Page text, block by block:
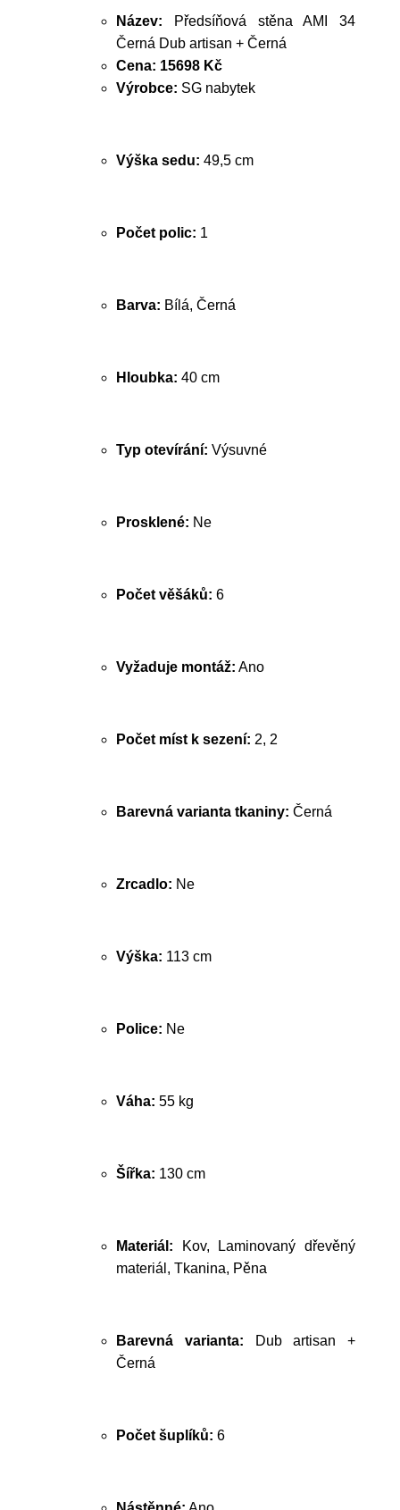
Název: Předsíňová stěna AMI 34
Černá Dub artisan + Černá
Cena: 15698 Kč
Výrobce: SG nabytek
Výška sedu: 49,5 cm
Počet polic: 1
Barva: Bílá, Černá
Hloubka: 40 cm
Typ otevírání: Výsuvné
Prosklené: Ne
Počet věšáků: 6
Vyžaduje montáž: Ano
Počet míst k sezení: 2, 2
Barevná varianta tkaniny: Černá
Zrcadlo: Ne
Výška: 113 cm
Police: Ne
Váha: 55 kg
Šířka: 130 cm
Materiál: Kov, Laminovaný dřevěný
materiál, Tkanina, Pěna
Barevná varianta: Dub artisan +
Černá
Počet šuplíků: 6